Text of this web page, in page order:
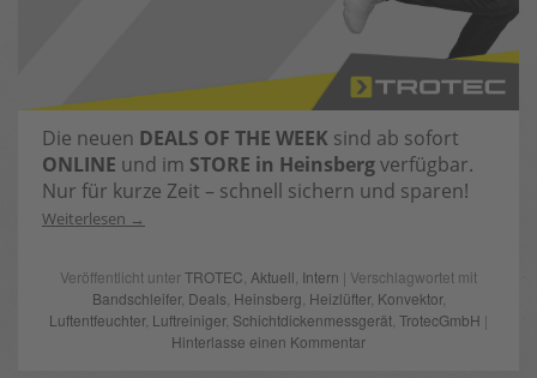
Die neuen DEALS OF THE WEEK sind ab sofort
ONLINE und im STORE in Heinsbergverfügbar.
Nur für kurze Zeit – schnell sichern und sparen!
Weiterlesen
Veröffentlicht unterTROTEC Aktuell Intern | Verschlagwortet mit
Bandschleifer, Deals Heinsberg Heizlüfter, Konvektor,
Luftentfeuchter, Luftreiniger, Schichtdickenmessgerät TrotecGmbH |
Hinterlasse einen Kommentar